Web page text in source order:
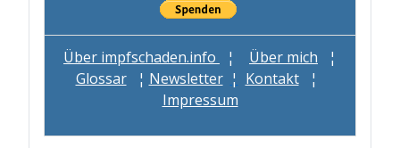
Über impfschaden.info ¦ Über mich
¦
Glossar
¦ Newsletter ¦ Kontakt
¦
Impressum